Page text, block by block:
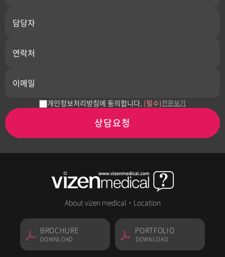
개인정보처리방침에 동의합니다. (필수)전문보기
상담요청
About vizen medical · Location
BROCHURE
DOWNLOAD
PORTFOLIO
DOWNLOAD